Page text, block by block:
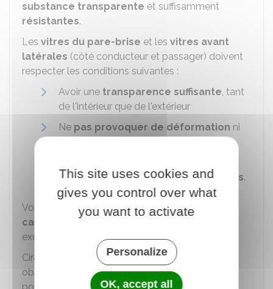
substance transparente et suffisamment
résistantes.
Les vitres du pare-brise et les vitres avant
latérales (côté conducteur et passager) doivent
respecter les conditions suivantes :
Avoir une transparence suffisante, tant
de l'intérieur que de l'extérieur
Ne pas provoquer de déformation ni
Transmettre70% de la lumière ou plus.
Vous ne devezpas modifier les
caractéristiques des vitres
exception si vous avez une raison médicale.
Circuler avec une voiture ne respectant pas ces
obligations est sanctionné par uneamende
This site uses cookies and
gives you control over what
you want to activate
Personalize
OK, accept all